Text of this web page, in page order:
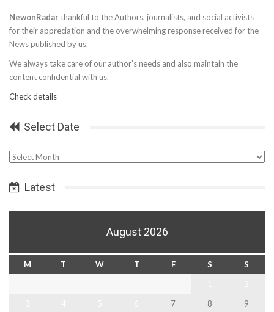
NewonRadar thankful to the Authors, journalists, and social activists
for their appreciation and the overwhelming response received for the
News published by us.
We always take care of our author’s needs and also maintain the
content confidential with us.
Check details
Select Date
Select
Latest
August 2026
M T W T F S
S
7 8
9